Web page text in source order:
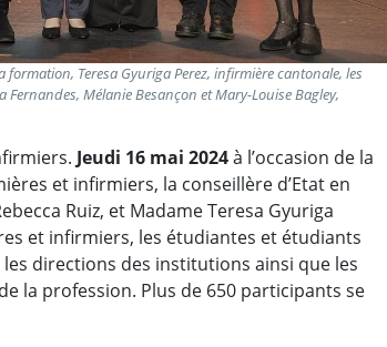
Teresa Gyuriga Perez, infirmière cantonale, les
Mélanie Besançon et Mary-Louise Bagley,
Jeudi 16 mai 2024à l’occasion de la
et infirmiers, la conseillère d’Etat en
Ruiz, et Madame Teresa Gyuriga
et infirmiers, les étudiantes et étudiants
directions des institutions ainsi que les
la profession. Plus de 650 participants se